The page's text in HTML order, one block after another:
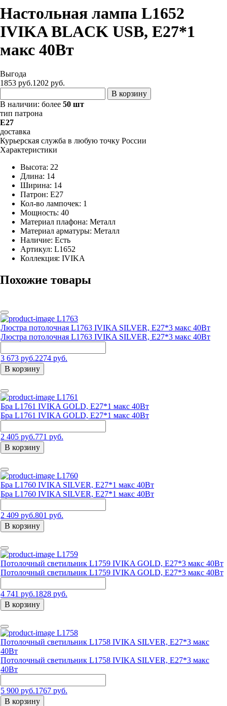
Настольная лампа L1652
IVIKA BLACK USB, Е27*1
макс 40Вт
Выгода
1853 руб.1202 руб.
В корзину
В наличии: более 50 шт
тип патрона
E27
доставка
Курьерская служба в любую точку России
Характеристики
Высота: 22
Длина: 14
Ширина: 14
Патрон: E27
Кол-во лампочек: 1
Мощность: 40
Материал плафона: Металл
Материал арматуры: Металл
Наличие: Есть
Артикул: L1652
Коллекция: IVIKA
Похожие товары
L1763
Люстра потолочная L1763 IVIKA SILVER, E27*3 макс 40Вт
Люстра потолочная L1763 IVIKA SILVER, E27*3 макс 40Вт
3 673 руб.2274 руб.
В корзину
L1761
Бра L1761 IVIKA GOLD, E27*1 макс 40Вт
Бра L1761 IVIKA GOLD, E27*1 макс 40Вт
2 405 руб.771 руб.
В корзину
L1760
Бра L1760 IVIKA SILVER, E27*1 макс 40Вт
Бра L1760 IVIKA SILVER, E27*1 макс 40Вт
2 409 руб.801 руб.
В корзину
L1759
Потолочный светильник L1759 IVIKA GOLD, Е27*3 макс 40Вт
Потолочный светильник L1759 IVIKA GOLD, Е27*3 макс 40Вт
4 741 руб.1828 руб.
В корзину
L1758
Потолочный светильник L1758 IVIKA SILVER, Е27*3 макс
40Вт
Потолочный светильник L1758 IVIKA SILVER, Е27*3 макс
40Вт
5 900 руб.1767 руб.
В корзину